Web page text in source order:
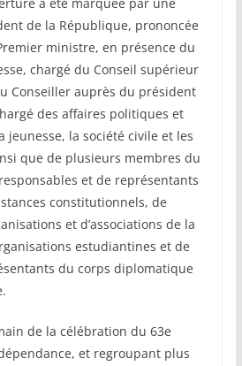
de la République, prononcée
ministre, en présence du
chargé du Conseil supérieur
Conseiller auprès du président
des affaires politiques et
jeunesse, la société civile et les
que de plusieurs membres du
et de représentants
constitutionnels, de
et d’associations de la
estudiantines et de
du corps diplomatique
de la célébration du 63e
et regroupant plus